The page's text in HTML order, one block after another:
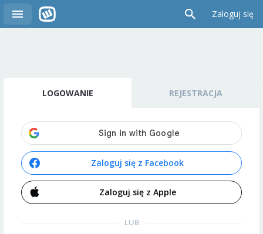
Zaloguj się
LOGOWANIE REJESTRACJA
Zaloguj się z Facebook
Zaloguj się z Apple
LUB